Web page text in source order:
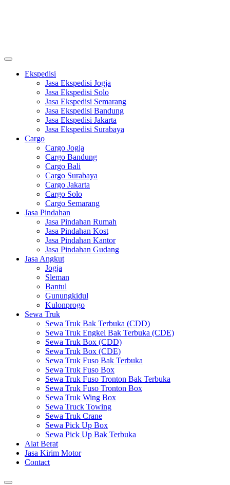
Ekspedisi
Jasa Ekspedisi Jogja
Jasa Ekspedisi Solo
Jasa Ekspedisi Semarang
Jasa Ekspedisi Bandung
Jasa Ekspedisi Jakarta
Jasa Ekspedisi Surabaya
Cargo
Cargo Jogja
Cargo Bandung
Cargo Bali
Cargo Surabaya
Cargo Jakarta
Cargo Solo
Cargo Semarang
Jasa Pindahan
Jasa Pindahan Rumah
Jasa Pindahan Kost
Jasa Pindahan Kantor
Jasa Pindahan Gudang
Jasa Angkut
Jogja
Sleman
Bantul
Gunungkidul
Kulonprogo
Sewa Truk
Sewa Truk Bak Terbuka (CDD)
Sewa Truk Engkel Bak Terbuka (CDE)
Sewa Truk Box (CDD)
Sewa Truk Box (CDE)
Sewa Truk Fuso Bak Terbuka
Sewa Truk Fuso Box
Sewa Truk Fuso Tronton Bak Terbuka
Sewa Truk Fuso Tronton Box
Sewa Truk Wing Box
Sewa Truck Towing
Sewa Truk Crane
Sewa Pick Up Box
Sewa Pick Up Bak Terbuka
Alat Berat
Jasa Kirim Motor
Contact